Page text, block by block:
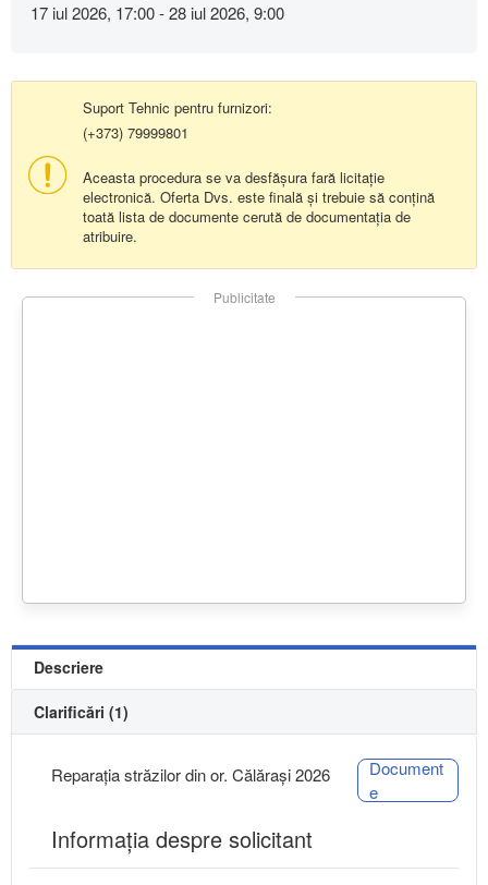
17 iul 2026, 17:00 - 28 iul 2026, 9:00
Suport Tehnic pentru furnizori:
(+373) 79999801
Aceasta procedura se va desfășura fară licitație
electronică. Oferta Dvs. este finală și trebuie să conțină
toată lista de documente cerută de documentația de
atribuire.
Publicitate
Descriere
Clarificări (1)
Reparația străzilor din or. Călărași 2026
Document
e
Informaţia despre solicitant